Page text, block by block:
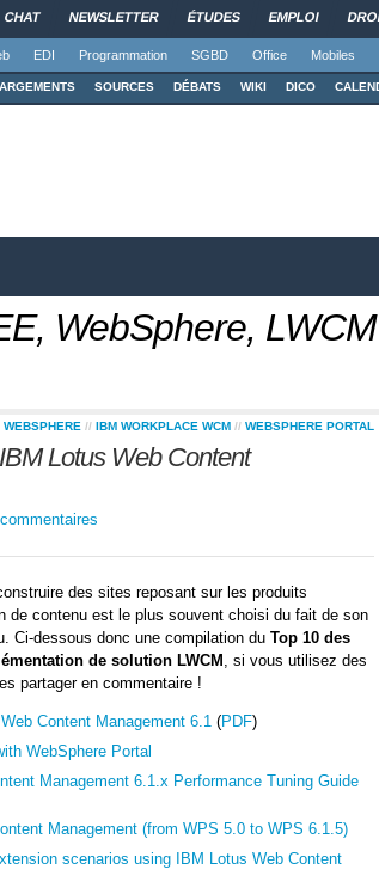
CHAT NEWSLETTER ÉTUDES EMPLOI
EDI Programmation SGBD Office Mobiles
SOURCES DÉBATS WIKI DICO
WebSphere, LWCM
WEBSPHERE // IBM WORKPLACE WCM // WEBSPHERE PORTAL
Lotus Web Content
des sites reposant sur les produits
de contenu est le plus souvent choisi du fait de son
Ci-dessous donc une compilation du Top 10 des
de solution LWCM , si vous utilisez des
partager en commentaire !
Content Management 6.1 (PDF)
WebSphere Portal
Management 6.1.x Performance Tuning Guide
Management (from WPS 5.0 to WPS 6.1.5)
scenarios using IBM Lotus Web Content